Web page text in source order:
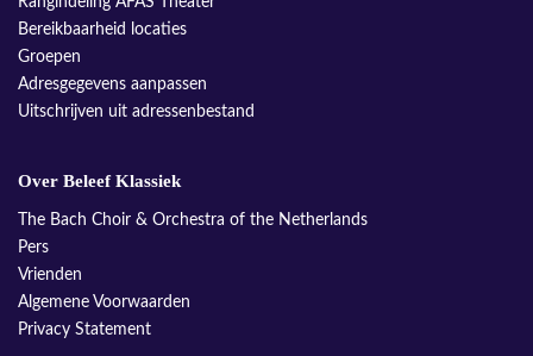
Bereikbaarheid locaties
Groepen
Adresgegevens aanpassen
Uitschrijven uit adressenbestand
Over Beleef Klassiek
The Bach Choir & Orchestra of the Netherlands
Pers
Vrienden
Algemene Voorwaarden
Privacy Statement